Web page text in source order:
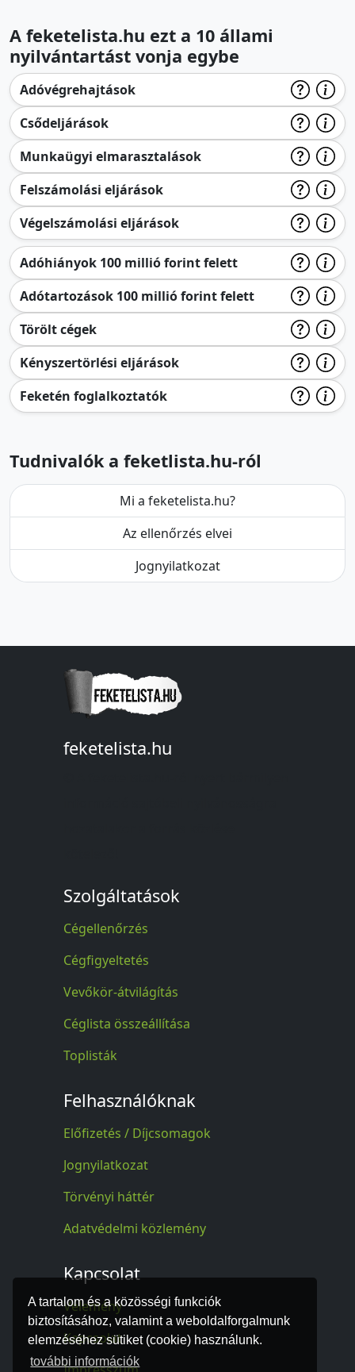
A tartalom és a közösségi funkciók
biztosításához, valamint a weboldalforgalmunk
elemzéséhez sütiket (cookie) használunk.
további információk
A feketelista.hu ezt a 10 állami
nyilvántartást vonja egybe
Adóvégrehajtások
Csődeljárások
Munkaügyi elmarasztalások
Felszámolási eljárások
Végelszámolási eljárások
Adóhiányok 100 millió forint felett
Adótartozások 100 millió forint felett
Törölt cégek
Kényszertörlési eljárások
Feketén foglalkoztatók
Tudnivalók a feketlista.hu-ról
Mi a feketelista.hu?
Az ellenőrzés elvei
Jognyilatkozat
feketelista.hu
Szolgáltatások
Cégellenőrzés
Cégfigyeltetés
Vevőkör-átvilágítás
Céglista összeállítása
Toplisták
Felhasználóknak
Előfizetés / Díjcsomagok
Jognyilatkozat
Törvényi háttér
Adatvédelmi közlemény
Kapcsolat
Vélemény
Kapcsolat